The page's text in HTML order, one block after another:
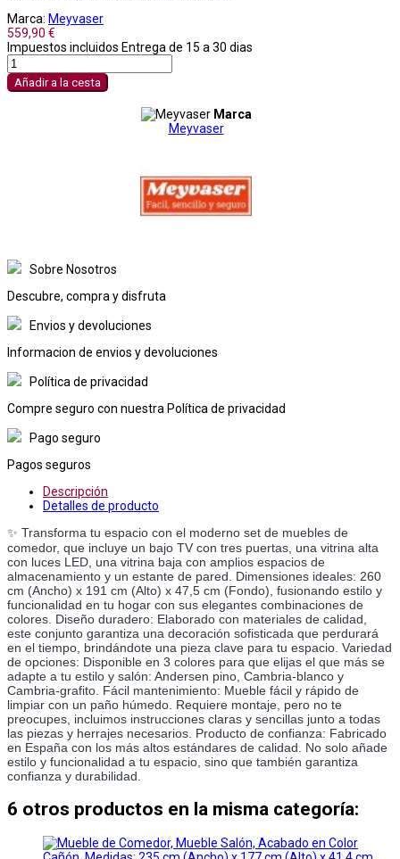
Marca: Meyvaser
559,90 €
Impuestos incluidos Entrega de 15 a 30 dias
Añadir a la cesta
Marca
Meyvaser
Sobre Nosotros
Descubre, compra y disfruta
Envios y devoluciones
Informacion de envios y devoluciones
Política de privacidad
Compre seguro con nuestra Política de privacidad
Pago seguro
Pagos seguros
Descripción
Detalles de producto
✨ Transforma tu espacio con el moderno set de muebles de
comedor, que incluye un bajo TV con tres puertas, una vitrina alta
con luces LED, una vitrina baja con amplios espacios de
almacenamiento y un estante de pared. Dimensiones ideales: 260
cm (Ancho) x 191 cm (Alto) x 47,5 cm (Fondo), fusionando estilo y
funcionalidad en tu hogar con sus elegantes combinaciones de
colores. Diseño duradero: Elaborado con materiales de calidad,
este conjunto garantiza una decoración sofisticada que perdurará
en el tiempo, brindándote una pieza clave para tu espacio. Variedad
de opciones: Disponible en 3 colores para que elijas el que más se
adapte a tu estilo y salón: Andersen pino, Cambria-blanco y
Cambria-grafito. Fácil mantenimiento: Mueble fácil y rápido de
limpiar con un paño húmedo. Requiere montaje, pero no te
preocupes, incluimos instrucciones claras y sencillas junto a todas
las piezas y herrajes necesarios. Producto de confianza: Fabricado
en España con los más altos estándares de calidad. No solo añade
estilo y funcionalidad a tu espacio, sino que también garantiza
confianza y durabilidad.
6 otros productos en la misma categoría: